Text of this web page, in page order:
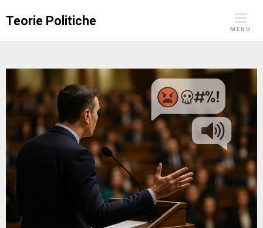
toTeorie Politiche
MENU